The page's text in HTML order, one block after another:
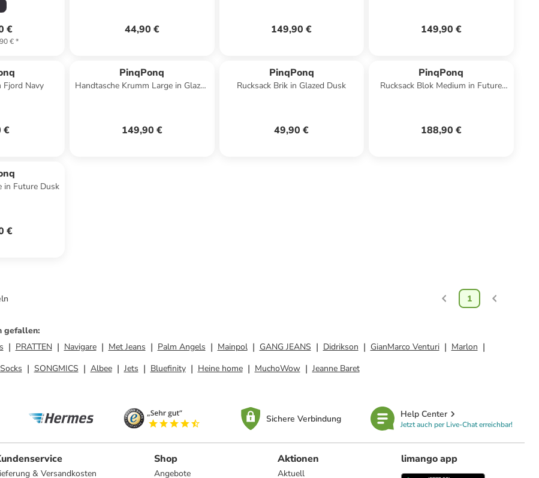
€
€*
44,90 € 149,90 € 149,90 €
Fjord Navy
€
PinqPonq
Handtasche Krumm Large in Glazed
149,90 €
PinqPonq
Rucksack Brik in Glazed Dusk
49,90 €
PinqPonq
Rucksack Blok Medium in Future
188,90 €
in Future Dusk
€
1
gefallen:
PRATTEN Navigare Met Jeans Palm Angels Mainpol GANG JEANS Didrikson GianMarco Venturi
Marlon
SONGMICS Albee Jets Bluefinity Heine home MuchoWow Jeanne Baret
Sichere Verbindung Help Center
Jetzt auch per Live-Chat erreichbar!
& Versandkosten
Shop
Angebote
Aktionen
Aktuell
limango app